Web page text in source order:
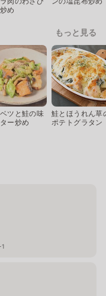
め
もっと見る
ツと鮭の味
ー炒め
鮭とほうれん草
ポテトグラタン